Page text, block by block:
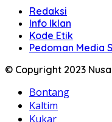
Redaksi
Info Iklan
Kode Etik
Pedoman Media
© Copyright 2023
Bontang
Kaltim
Kukar